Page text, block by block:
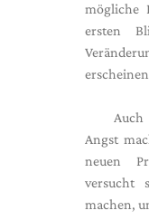
mögliche
ersten
Angst
neuen
versucht
machen,